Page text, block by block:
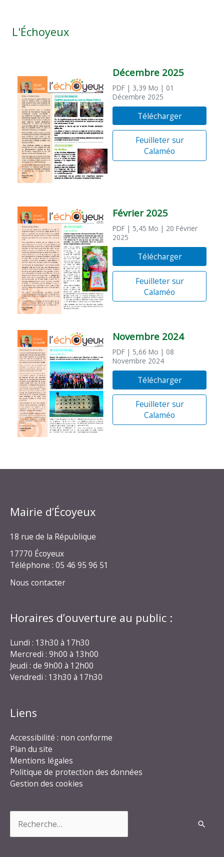
L'Échoyeux
Décembre 2025
PDF | 3,39 Mo | 01
Décembre 2025
Télécharger
Feuilleter sur
Calaméo
Février 2025
PDF | 5,45 Mo | 20 Février
2025
Télécharger
Feuilleter sur
Calaméo
Novembre 2024
PDF | 5,66 Mo | 08
Novembre 2024
Télécharger
Feuilleter sur
Calaméo
Mairie d’Écoyeux
18 rue de la République
17770 Écoyeux
Téléphone : 05 46 95 96 51
Nous contacter
Horaires d’ouverture au public :
Lundi : 13h30 à 17h30
Mercredi : 9h00 à 13h00
Jeudi : de 9h00 à 12h00
Vendredi : 13h30 à 17h30
Liens
Accessibilité : non conforme
Plan du site
Mentions légales
Politique de protection des données
Gestion des cookies